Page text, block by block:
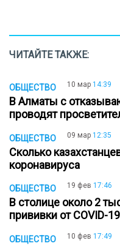
ЧИТАЙТЕ ТАКЖЕ:
ОБЩЕСТВО 10 мар 14:39
В Алматы с
проводят
ОБЩЕСТВО 09 мар 12:35
Сколько
коронавируса
ОБЩЕСТВО 19 фев 17:46
В столице около 2
прививки от COVID-19
ОБЩЕСТВО 10 фев 17:49